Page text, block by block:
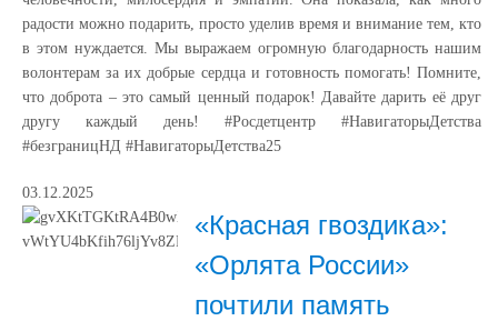
радости можно подарить, просто уделив время и внимание тем, кто
в этом нуждается. Мы выражаем огромную благодарность нашим
волонтерам за их добрые сердца и готовность помогать! Помните,
что доброта – это самый ценный подарок! Давайте дарить её друг
другу каждый день! #Росдетцентр #НавигаторыДетства
#безграницНД #НавигаторыДетства25
03.12.2025
«Красная гвоздика»:
«Орлята России»
почтили память